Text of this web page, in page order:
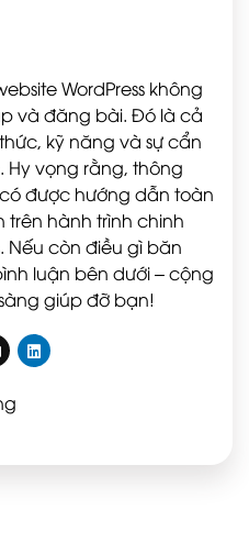
WordPress không
và đăng bài. Đó là cả
kỹ năng và sự cẩn
vọng rằng, thông
được hướng dẫn toàn
hành trình chinh
Nếu còn điều gì băn
luận bên dưới – cộng
giúp đỡ bạn!